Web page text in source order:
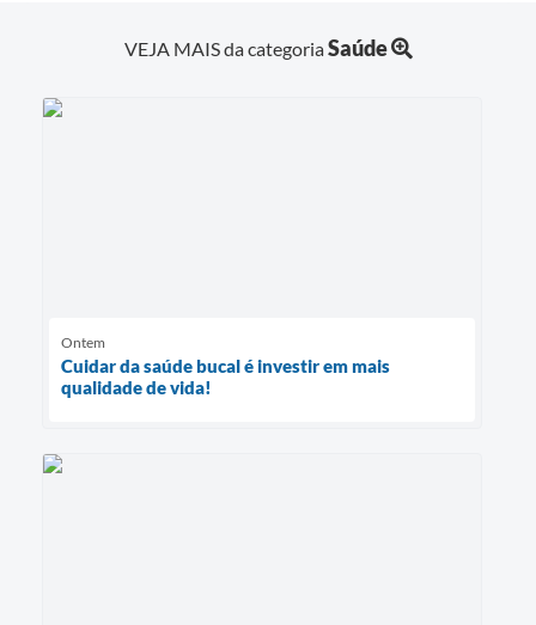
VEJA MAIS da categoriaSaúde
Ontem
Cuidar da saúde bucal é investir em mais
qualidade de vida!